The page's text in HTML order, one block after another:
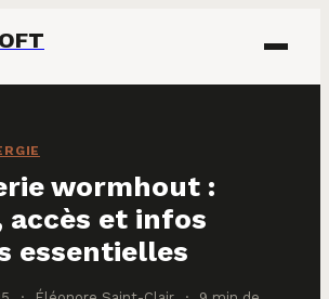
wormhout :
accès et infos
essentielles